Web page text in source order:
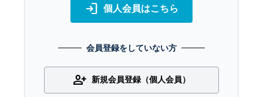
login 個人会員はこちら
会員登録をしていない方
person_add 新規会員登録（個人会員）